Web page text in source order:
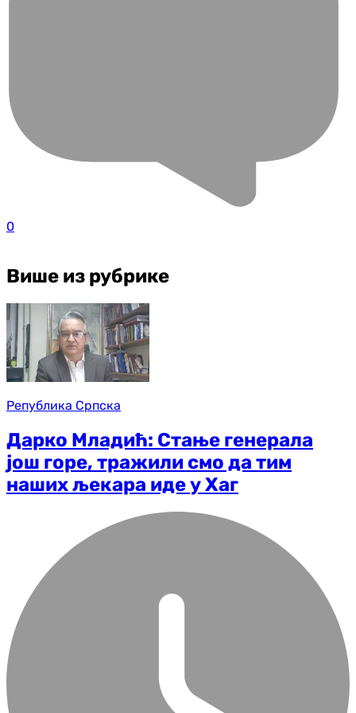
0
Више из рубрике
Република Српска
Дарко Младић: Стање генерала
још горе, тражили смо да тим
наших љекара иде у Хаг